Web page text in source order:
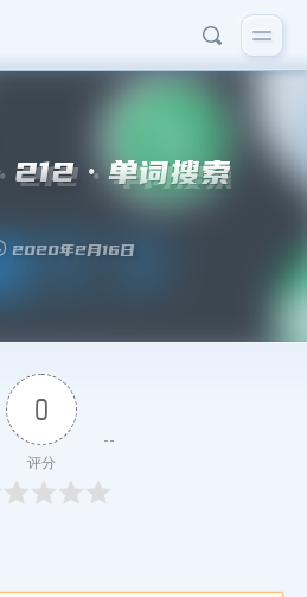
单词搜索
2020年2月16日
0
评分